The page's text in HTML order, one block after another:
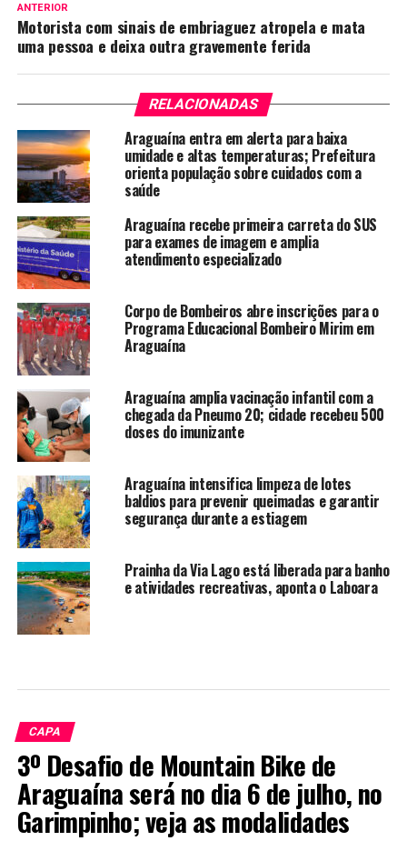
ANTERIOR
Motorista com sinais de embriaguez atropela e mata
uma pessoa e deixa outra gravemente ferida
RELACIONADAS
Araguaína entra em alerta para baixa
umidade e altas temperaturas; Prefeitura
orienta população sobre cuidados com a
saúde
Araguaína recebe primeira carreta do SUS
para exames de imagem e amplia
atendimento especializado
Corpo de Bombeiros abre inscrições para o
Programa Educacional Bombeiro Mirim em
Araguaína
Araguaína amplia vacinação infantil com a
chegada da Pneumo 20; cidade recebeu 500
doses do imunizante
Araguaína intensifica limpeza de lotes
baldios para prevenir queimadas e garantir
segurança durante a estiagem
Prainha da Via Lago está liberada para banho
e atividades recreativas, aponta o Laboara
CAPA
3º Desafio de Mountain Bike de
Araguaína será no dia 6 de julho, no
Garimpinho; veja as modalidades